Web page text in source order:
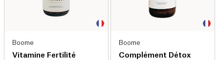
Boome
Vitamine Fertilité
Boome
Complément Détox